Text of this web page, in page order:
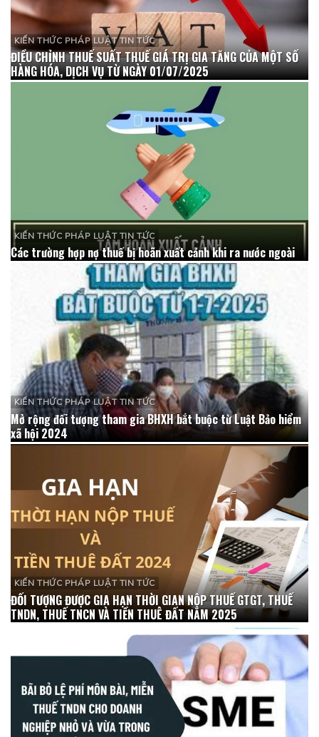
KIẾN THỨC PHÁP LUẬT TIN TỨC
ĐIỀU CHỈNH THUẾ SUẤT THUẾ GIÁ TRỊ GIA TĂNG CỦA MỘT SỐ
HÀNG HÓA, DỊCH VỤ TỪ NGÀY 01/07/2025
KIẾN THỨC PHÁP LUẬT TIN TỨC
Các trường hợp nợ thuế bị hoãn xuất cảnh khi ra nước ngoài
KIẾN THỨC PHÁP LUẬT TIN TỨC
Mở rộng đối tượng tham gia BHXH bắt buộc từ Luật Bảo hiểm
xã hội 2024
KIẾN THỨC PHÁP LUẬT TIN TỨC
ĐỐI TƯỢNG ĐƯỢC GIA HẠN THỜI GIAN NỘP THUẾ GTGT, THUẾ
TNDN, THUẾ TNCN VÀ TIỀN THUÊ ĐẤT NĂM 2025